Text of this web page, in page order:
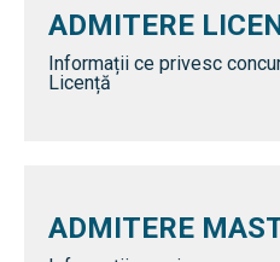
ADMITERE
Informații ce privesc
Licență
ADMITERE